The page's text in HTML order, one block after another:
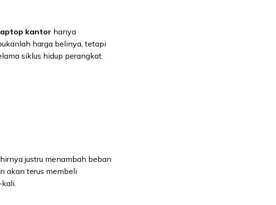
kantor hanya
harga belinya, tetapi
siklus hidup perangkat.
justru menambah beban
akan terus membeli